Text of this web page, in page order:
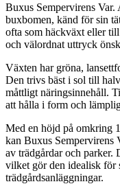
Buxus Sempervirens Var.
buxbomen, känd för sin
ofta som häckväxt eller
och välordnat uttryck
Växten har gröna,
Den trivs bäst i sol till
måttligt näringsinnehåll.
att hålla i form och
Med en höjd på omkring
kan Buxus Sempervirens
av trädgårdar och parker.
vilket gör den idealisk för
trädgårdsanläggningar.